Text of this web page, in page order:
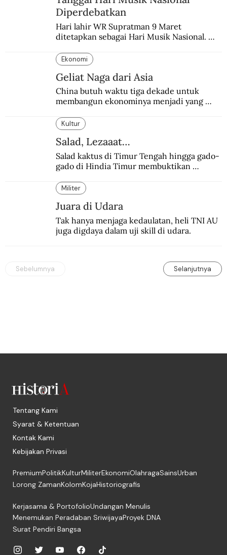
Diperdebatkan
Hari lahir WR Supratman 9 Maret
ditetapkan sebagai Hari Musik Nasional.
Ekonomi
Geliat Naga dari Asia
China butuh waktu tiga dekade untuk
membangun ekonominya menjadi yang
Kultur
Salad, Lezaaat…
Salad kaktus di Timur Tengah hingga gado-
gado di Hindia Timur membuktikan
Militer
Juara di Udara
Tak hanya menjaga kedaulatan, heli TNI AU
juga digdaya dalam uji skill di udara.
Sebelumnya Selanjutnya
Tentang Kami
Syarat & Ketentuan
Kontak Kami
Kebijakan Privasi
PremiumPolitikKulturMiliterEkonomiOlahragaSainsUrban
Lorong ZamanKolomKojaHistoriografis
Kerjasama & PortofolioUndangan Menulis
Menemukan Peradaban SriwijayaProyek DNA
Surat Pendiri Bangsa